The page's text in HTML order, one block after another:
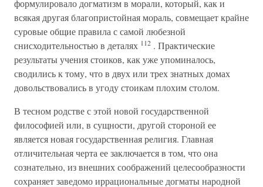
формулировало догматизм в морали, который, как и
всякая другая благопристойная мораль, совмещает крайне
суровые общие правила с самой любезной
снисходительностью в деталях 112 . Практические
результаты учения стоиков, как уже упоминалось,
сводились к тому, что в двух или трех знатных домах
довольствовались в угоду стоикам плохим столом.
В тесном родстве с этой новой государственной
философией или, в сущности, другой стороной ее
является новая государственная религия. Главная
отличительная черта ее заключается в том, что она
сознательно, из внешних соображений целесообразности
сохраняет заведомо иррациональные догматы народной